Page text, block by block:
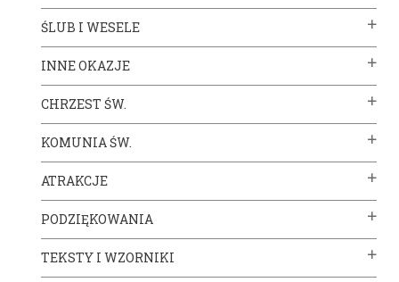
ŚLUB I WESELE
INNE OKAZJE
CHRZEST ŚW.
KOMUNIA ŚW.
ATRAKCJE
PODZIĘKOWANIA
TEKSTY I WZORNIKI